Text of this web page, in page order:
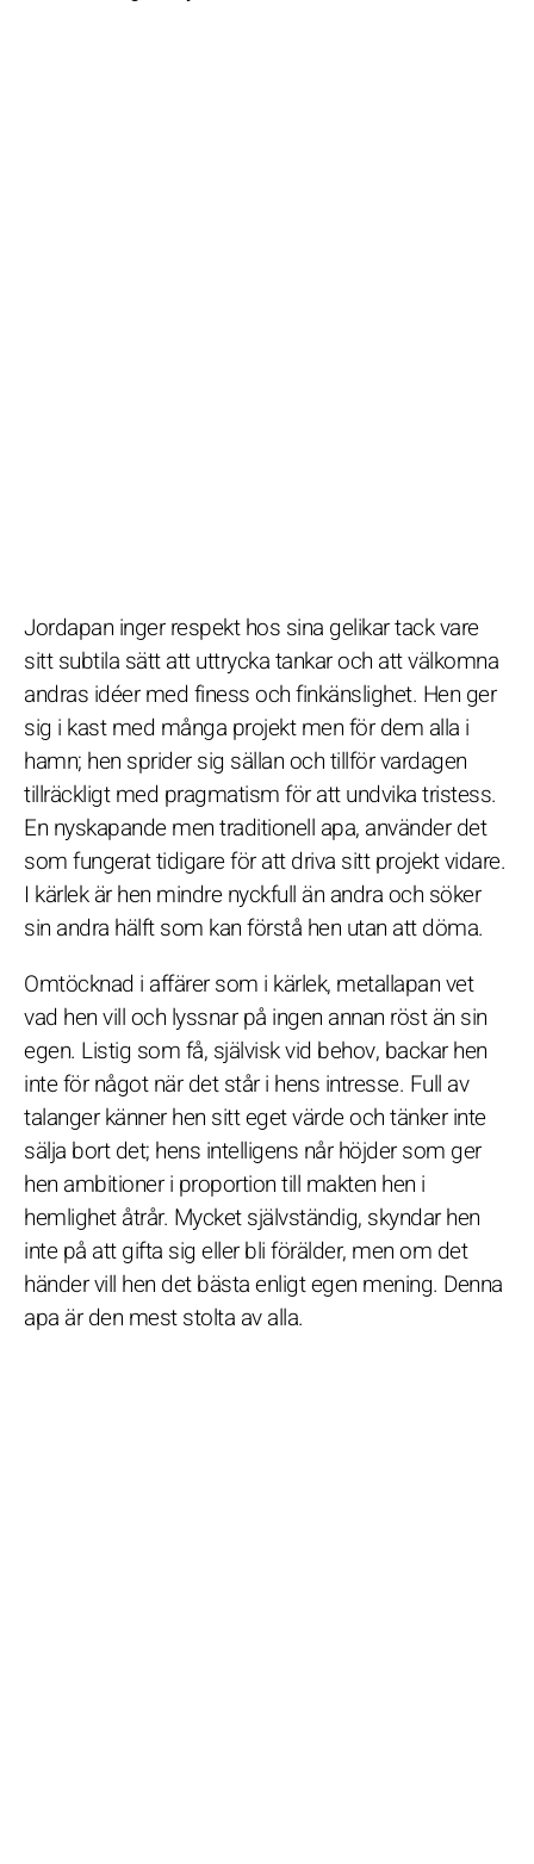
Jordapan inger respekt hos sina gelikar tack vare
sitt subtila sätt att uttrycka tankar och att välkomna
andras idéer med finess och finkänslighet. Hen ger
sig i kast med många projekt men för dem alla i
hamn; hen sprider sig sällan och tillför vardagen
tillräckligt med pragmatism för att undvika tristess.
En nyskapande men traditionell apa, använder det
som fungerat tidigare för att driva sitt projekt vidare.
I kärlek är hen mindre nyckfull än andra och söker
sin andra hälft som kan förstå hen utan att döma.
Omtöcknad i affärer som i kärlek, metallapan vet
vad hen vill och lyssnar på ingen annan röst än sin
egen. Listig som få, självisk vid behov, backar hen
inte för något när det står i hens intresse. Full av
talanger känner hen sitt eget värde och tänker inte
sälja bort det; hens intelligens når höjder som ger
hen ambitioner i proportion till makten hen i
hemlighet åtrår. Mycket självständig, skyndar hen
inte på att gifta sig eller bli förälder, men om det
händer vill hen det bästa enligt egen mening. Denna
apa är den mest stolta av alla.